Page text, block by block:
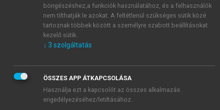
Általános vásárlási feltételeket, valamint a szotar.netés a
mersz.huoldalak licencszerződéseiben foglaltakat
tudomásul veszem és elfogadom.
KIPRÓBÁLOM
böngészéshez,a funkciók használatához, és a felhasználók
nem tilthatják le azokat. A feltétlenül szükséges sütik közé
tartoznak többek között a személyre szabott beállításokat
kezelő sütik.
↓ 3 szolgáltatás
ÖSSZES APP ÁTKAPCSOLÁSA
Használja ezt a kapcsolót az összes alkalmazás
engedélyezéséhez/letiltásához.